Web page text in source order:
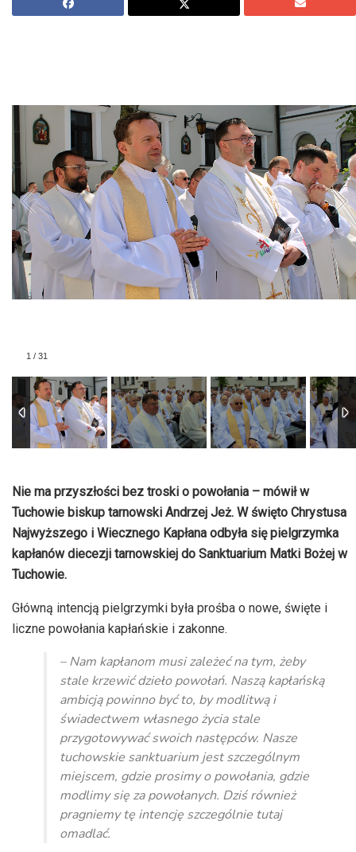
1 / 31
Nie ma przyszłości bez troski o powołania – mówił w
Tuchowie biskup tarnowski Andrzej Jeż. W święto Chrystusa
Najwyższego i Wiecznego Kapłana odbyła się pielgrzymka
kapłanów diecezji tarnowskiej do Sanktuarium Matki Bożej w
Tuchowie.
Główną intencją pielgrzymki była prośba o nowe, święte i
liczne powołania kapłańskie i zakonne.
– Nam kapłanom musi zależeć na tym, żeby
stale krzewić dzieło powołań. Naszą kapłańską
ambicją powinno być to, by modlitwą i
świadectwem własnego życia stale
przygotowywać swoich następców. Nasze
tuchowskie sanktuarium jest szczególnym
miejscem, gdzie prosimy o powołania, gdzie
modlimy się za powołanych. Dziś również
pragniemy tę intencję szczególnie tutaj
omadlać.